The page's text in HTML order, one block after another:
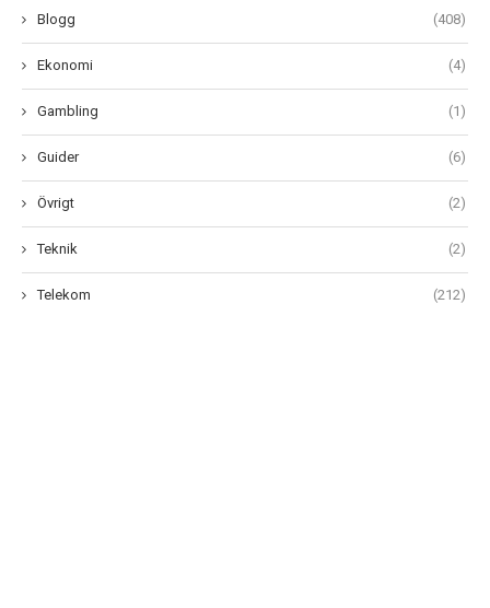
Blogg (408)
Ekonomi (4)
Gambling (1)
Guider (6)
Övrigt (2)
Teknik (2)
Telekom (212)